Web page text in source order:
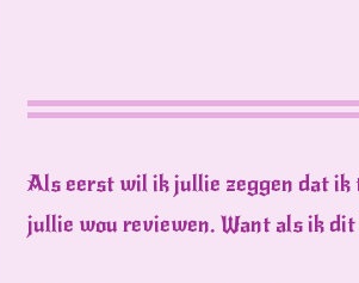
Als eerst wil ik jullie zeggen dat ik
jullie wou reviewen. Want als ik